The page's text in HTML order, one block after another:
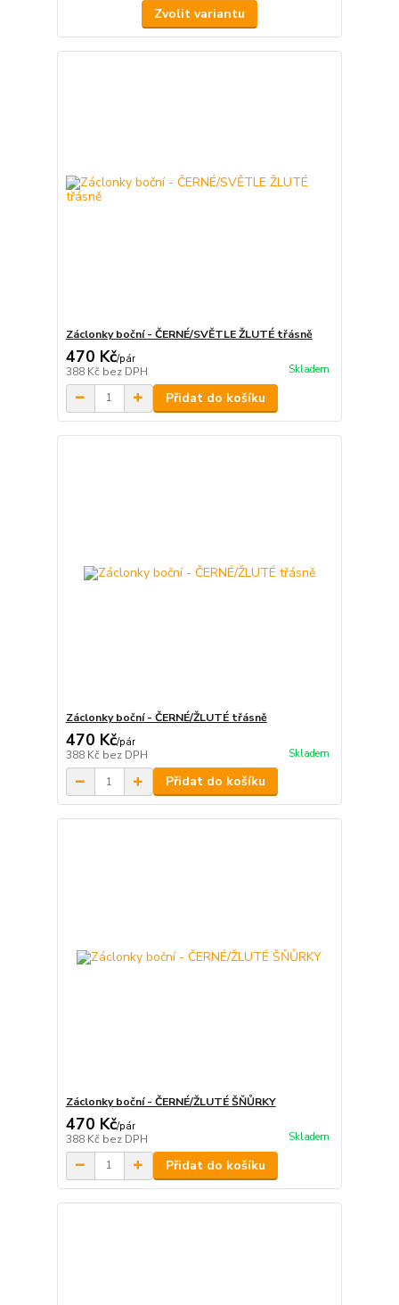
Zvolit variantu
Záclonky boční - ČERNÉ/SVĚTLE ŽLUTÉ třásně
470 Kč/pár
388 Kč bez DPH Skladem
Přidat do košíku
Záclonky boční - ČERNÉ/ŽLUTÉ třásně
470 Kč/pár
388 Kč bez DPH Skladem
Přidat do košíku
Záclonky boční - ČERNÉ/ŽLUTÉ ŠŇŮRKY
470 Kč/pár
388 Kč bez DPH Skladem
Přidat do košíku